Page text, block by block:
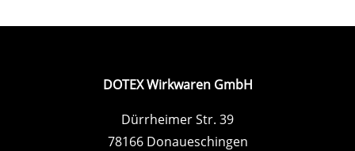
DOTEX Wirkwaren GmbH
Dürrheimer Str. 39
78166 Donaueschingen